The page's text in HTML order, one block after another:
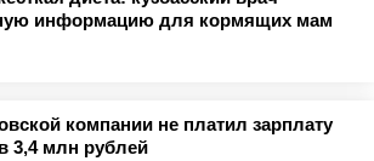
информацию для кормящих мам
компании не платил зарплату
3,4 млн рублей